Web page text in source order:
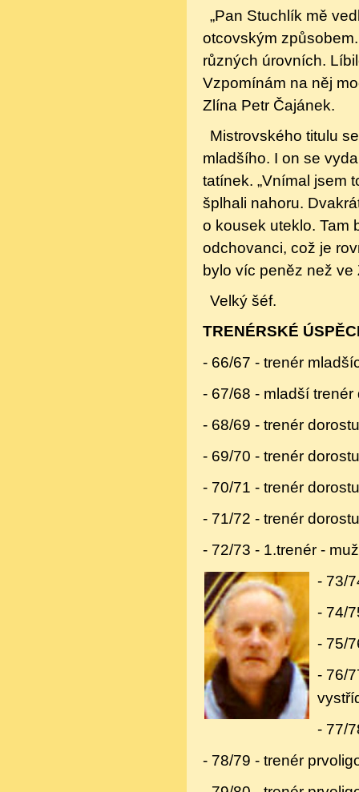
„Pan Stuchlík mě
otcovským
různých úrovních.
Vzpomínám na něj
Zlína Petr Čajánek.
Mistrovského titulu
mladšího. I on se
tatínek. „Vnímal jsem
šplhali nahoru.
o kousek uteklo. Tam
odchovanci, což je
bylo víc peněz než ve
Velký šéf.
TRENÉRSKÉ
- 66/67 - trenér
- 67/68 - mladší trenér
- 68/69 - trenér
- 69/70 - trenér
- 70/71 - trenér
- 71/72 - trenér
- 72/73 - 1.trenér -
- 73/
- 74/
- 75/
- 76/
- 77/
- 78/79 - trenér